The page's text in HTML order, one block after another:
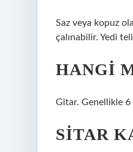
Saz veya kopuz
çalınabilir. Yedi
HANGI
Gitar. Genellikle 6
SITAR